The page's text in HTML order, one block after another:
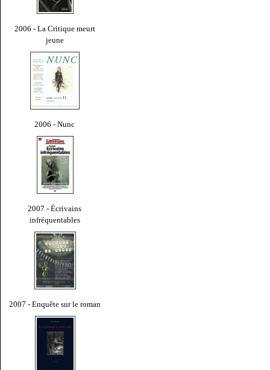
2006 - La Critique meurt
jeune
2006 - Nunc
2007 - Écrivains
infréquentables
2007 - Enquête sur le roman